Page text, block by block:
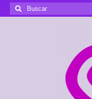
Buscar
por: